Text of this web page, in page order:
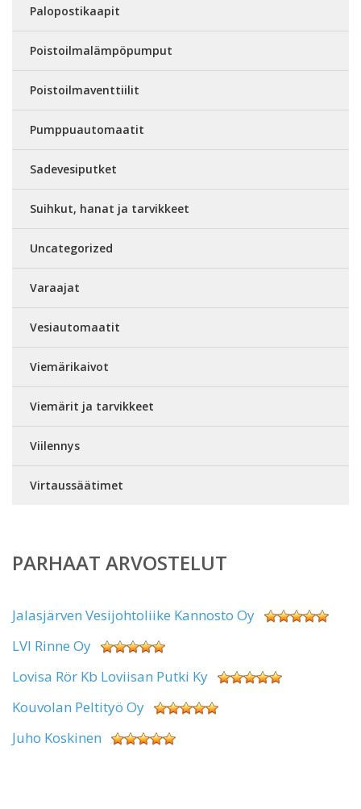
Palopostikaapit
Poistoilmalämpöpumput
Poistoilmaventtiilit
Pumppuautomaatit
Sadevesiputket
Suihkut, hanat ja tarvikkeet
Uncategorized
Varaajat
Vesiautomaatit
Viemärikaivot
Viemärit ja tarvikkeet
Viilennys
Virtaussäätimet
PARHAAT ARVOSTELUT
Jalasjärven Vesijohtoliike Kannosto Oy
LVI Rinne Oy
Lovisa Rör Kb Loviisan Putki Ky
Kouvolan Peltityö Oy
Juho Koskinen